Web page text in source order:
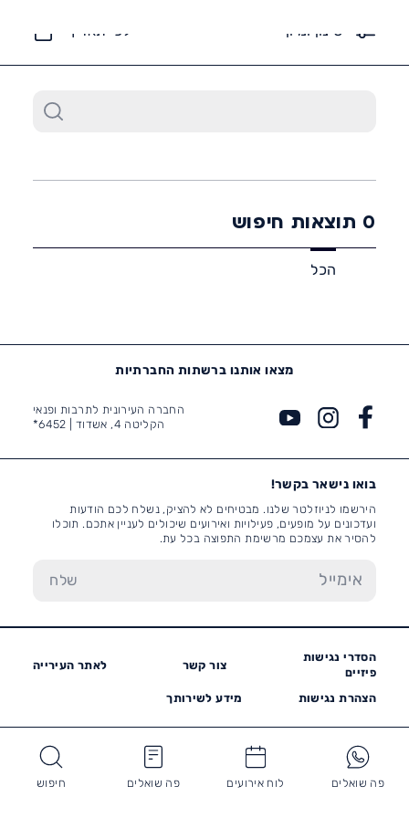
סינון ומיון לפי תאריך
0 תוצאות חיפוש
הכל
מצאו אותנו ברשתות החברתיות
החברה העירונית לתרבות ופנאי
הקליטה 4, אשדוד |
6452*
בואו נישאר בקשר!
הירשמו לניוזלטר שלנו. מבטיחים לא להציק, נשלח לכם הודעות
ועדכונים על מופעים, פעילויות ואירועים שיכולים לעניין אתכם. תוכלו
להסיר את עצמכם מרשימת התפוצה בכל עת.
הסדרי נגישות
פיזיים
צור קשר לאתר העירייה
הצהרת נגישות מידע לשירותך
פה שואלים לוח אירועים פה שואלים חיפוש